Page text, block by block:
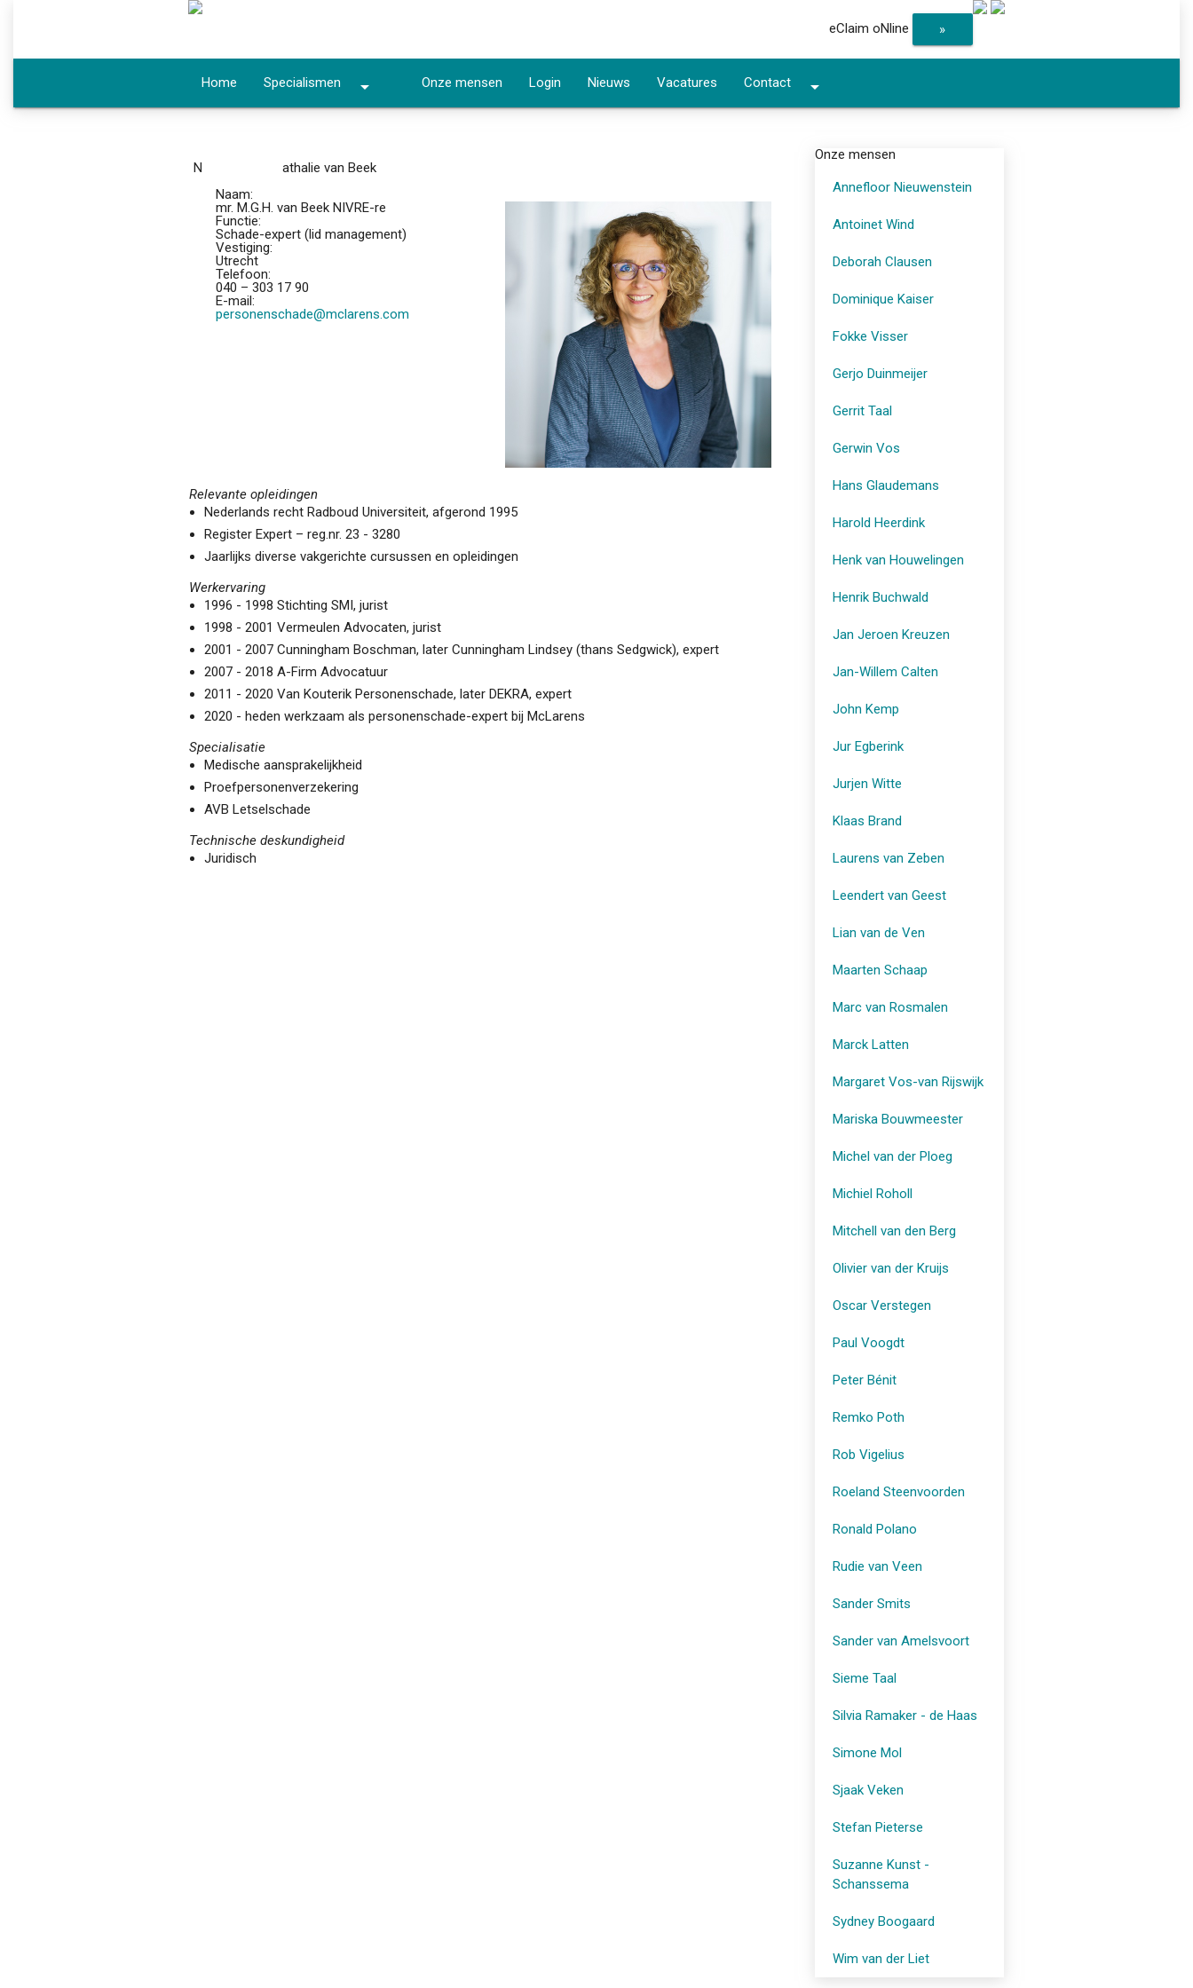
eClaim oNline »
Home Specialismen arrow_drop_down Onze mensen Login Nieuws Vacatures Contact arrow_drop_down
N
athalie van Beek
Naam:
mr. M.G.H. van Beek NIVRE-re
Functie:
Schade-expert (lid management)
Vestiging:
Utrecht
Telefoon:
040 – 303 17 90
E-mail:
personenschade@mclarens.com
Relevante opleidingen
Nederlands recht Radboud Universiteit, afgerond 1995
Register Expert – reg.nr. 23 - 3280
Jaarlijks diverse vakgerichte cursussen en opleidingen
Werkervaring
1996 - 1998 Stichting SMI, jurist
1998 - 2001 Vermeulen Advocaten, jurist
2001 - 2007 Cunningham Boschman, later Cunningham Lindsey (thans Sedgwick), expert
2007 - 2018 A-Firm Advocatuur
2011 - 2020 Van Kouterik Personenschade, later DEKRA, expert
2020 - heden werkzaam als personenschade-expert bij McLarens
Specialisatie
Medische aansprakelijkheid
Proefpersonenverzekering
AVB Letselschade
Technische deskundigheid
Juridisch
Onze mensen
Annefloor Nieuwenstein
Antoinet Wind
Deborah Clausen
Dominique Kaiser
Fokke Visser
Gerjo Duinmeijer
Gerrit Taal
Gerwin Vos
Hans Glaudemans
Harold Heerdink
Henk van Houwelingen
Henrik Buchwald
Jan Jeroen Kreuzen
Jan-Willem Calten
John Kemp
Jur Egberink
Jurjen Witte
Klaas Brand
Laurens van Zeben
Leendert van Geest
Lian van de Ven
Maarten Schaap
Marc van Rosmalen
Marck Latten
Margaret Vos-van Rijswijk
Mariska Bouwmeester
Michel van der Ploeg
Michiel Roholl
Mitchell van den Berg
Olivier van der Kruijs
Oscar Verstegen
Paul Voogdt
Peter Bénit
Remko Poth
Rob Vigelius
Roeland Steenvoorden
Ronald Polano
Rudie van Veen
Sander Smits
Sander van Amelsvoort
Sieme Taal
Silvia Ramaker - de Haas
Simone Mol
Sjaak Veken
Stefan Pieterse
Suzanne Kunst -
Schanssema
Sydney Boogaard
Wim van der Liet